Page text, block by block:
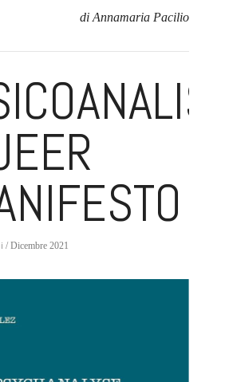
di Annamaria Pacilio
/ Dicembre 2021